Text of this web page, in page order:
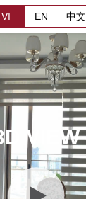
VI EN 中文
VIEW